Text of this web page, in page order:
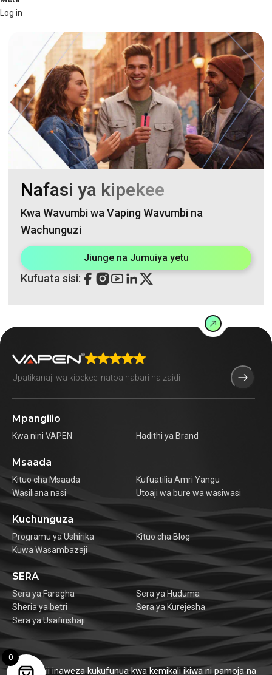
Log in
Nafasi ya kipekee
Kwa Wavumbi wa Vaping Wavumbi na
Wachunguzi
Jiunge na Jumuiya yetu
Kufuata sisi:
Mpangilio
Kwa nini VAPEN Hadithi ya Brand
Msaada
Kituo cha Msaada
Kufuatilia Amri Yangu
Wasiliana nasi
Utoaji wa bure wa wasiwasi
Kuchunguza
Programu ya Ushirika
Kituo cha Blog
Kuwa Wasambazaji
SERA
Sera ya Faragha
Sera ya Huduma
Sheria ya betri
Sera ya Kurejesha
Sera ya Usafirishaji
Bidhaa hii inaweza kukufunua kwa kemikali ikiwa ni pamoja na
0